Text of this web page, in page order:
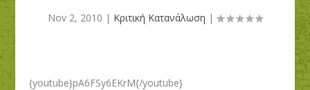
Nov 2, 2010 | Κριτική Κατανάλωση |
{youtube}pA6FSy6EKrM{/youtube}